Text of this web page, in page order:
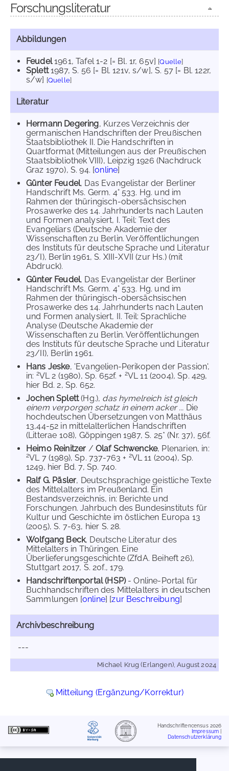
Forschungsliteratur
Abbildungen
Feudel1961, Tafel 1-2 [= Bl. 1r, 65v] [Quelle]
Splett1987, S. 56 [= Bl. 121v, s/w], S. 57 [= Bl. 122r,
s/w] [Quelle]
Literatur
Hermann Degering, Kurzes Verzeichnis der
germanischen Handschriften der Preußischen
Staatsbibliothek II. Die Handschriften in
Quartformat (Mitteilungen aus der Preußischen
Staatsbibliothek VIII), Leipzig 1926 (Nachdruck
Graz 1970), S. 94. [online]
Günter Feudel, Das Evangelistar der Berliner
Handschrift Ms. Germ. 4° 533. Hg. und im
Rahmen der thüringisch-obersächsischen
Prosawerke des 14. Jahrhunderts nach Lauten
und Formen analysiert, I. Teil: Text des
Evangeliars (Deutsche Akademie der
Wissenschaften zu Berlin. Veröffentlichungen
des Instituts für deutsche Sprache und Literatur
23/I), Berlin 1961, S. XIII-XVII (zur Hs.) (mit
Abdruck).
Günter Feudel, Das Evangelistar der Berliner
Handschrift Ms. Germ. 4° 533. Hg. und im
Rahmen der thüringisch-obersächsischen
Prosawerke des 14. Jahrhunderts nach Lauten
und Formen analysiert, II. Teil: Sprachliche
Analyse (Deutsche Akademie der
Wissenschaften zu Berlin. Veröffentlichungen
des Instituts für deutsche Sprache und Literatur
23/II), Berlin 1961.
Hans Jeske, 'Evangelien-Perikopen der Passion',
in: 2VL 2 (1980), Sp. 652f. + 2VL 11 (2004), Sp. 429,
hier Bd. 2, Sp. 652.
Jochen Splett(Hg.), das hymelreich ist gleich
einem verporgen schatz in einem acker ... Die
hochdeutschen Übersetzungen von Matthäus
13,44-52 in mittelalterlichen Handschriften
(Litterae 108), Göppingen 1987, S. 25* (Nr. 37), 56f.
Heimo Reinitzer / Olaf Schwencke, Plenarien, in:
2VL 7 (1989), Sp. 737-763 + 2VL 11 (2004), Sp.
1249, hier Bd. 7, Sp. 740.
Ralf G. Päsler, Deutschsprachige geistliche Texte
des Mittelalters im Preußenland. Ein
Bestandsverzeichnis, in: Berichte und
Forschungen. Jahrbuch des Bundesinstituts für
Kultur und Geschichte im östlichen Europa 13
(2005), S. 7-63, hier S. 28.
Wolfgang Beck, Deutsche Literatur des
Mittelalters in Thüringen. Eine
Überlieferungsgeschichte (ZfdA. Beiheft 26),
Stuttgart 2017, S. 20f., 179.
Handschriftenportal (HSP)- Online-Portal für
Buchhandschriften des Mittelalters in deutschen
Sammlungen [online] [zur Beschreibung]
Archivbeschreibung
---
Michael Krug (Erlangen), August 2024
Mitteilung (Ergänzung/Korrektur)
Handschriftencensus 2026
Impressum
Datenschutzerklärung